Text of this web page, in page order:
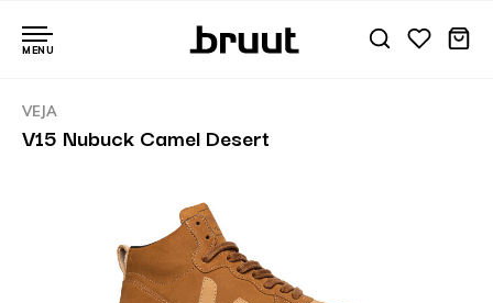
MENU
VEJA
V15 Nubuck Camel Desert